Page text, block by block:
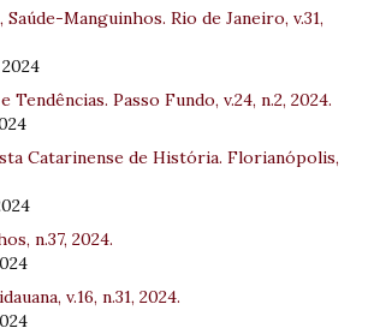
Manguinhos. Rio de Janeiro, v.31,
Passo Fundo, v.24, n.2, 2024.
Catarinense de História. Florianópolis,
n.37, 2024.
v.16, n.31, 2024.